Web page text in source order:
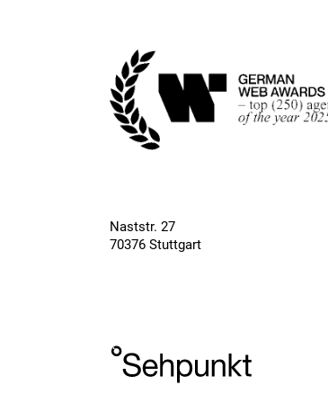
Naststr. 27
70376 Stuttgart